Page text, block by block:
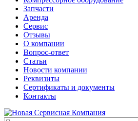
Запчасти
Аренда
Сервис
Отзывы
О компании
Вопрос-ответ
Статьи
Новости компании
Реквизиты
Сертификаты и документы
Контакты